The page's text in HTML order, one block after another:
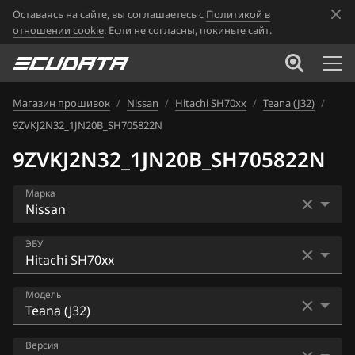
Оставаясь на сайте, вы соглашаетесь с Политикой в
отношении cookie. Если не согласны, покиньте сайт.
Магазин прошивок / Nissan / Hitachi SH70xx / Teana (J32) /
9ZVKJ2N32_1JN20B_SH705822N
9ZVKJ2N32_1JN20B_SH705822N
Марка
Acura
Alfa Romeo
ATLAS
ЭБУ
Bosch EDC16CP33
Bosch EDC17C84
Модель
AD
Версия